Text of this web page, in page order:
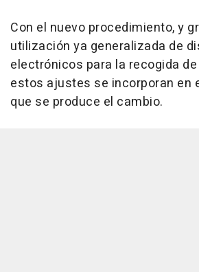
Con el nuevo procedimiento, y
utilización ya generalizada de
electrónicos para la recogida
estos ajustes se incorporan en
que se produce el cambio.